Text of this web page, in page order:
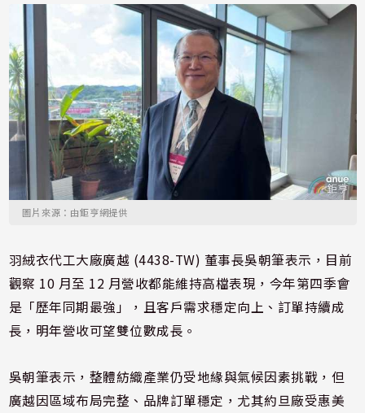
圖片來源：由鉅亨網提供
羽絨衣代工大廠廣越 (4438-TW) 董事長吳朝筆表示，目前
觀察 10 月至 12 月營收都能維持高檔表現，今年第四季會
是「歷年同期最強」，且客戶需求穩定向上、訂單持續成
長，明年營收可望雙位數成長。
吳朝筆表示，整體紡織產業仍受地緣與氣候因素挑戰，但
廣越因區域布局完整、品牌訂單穩定，尤其約旦廠受惠美